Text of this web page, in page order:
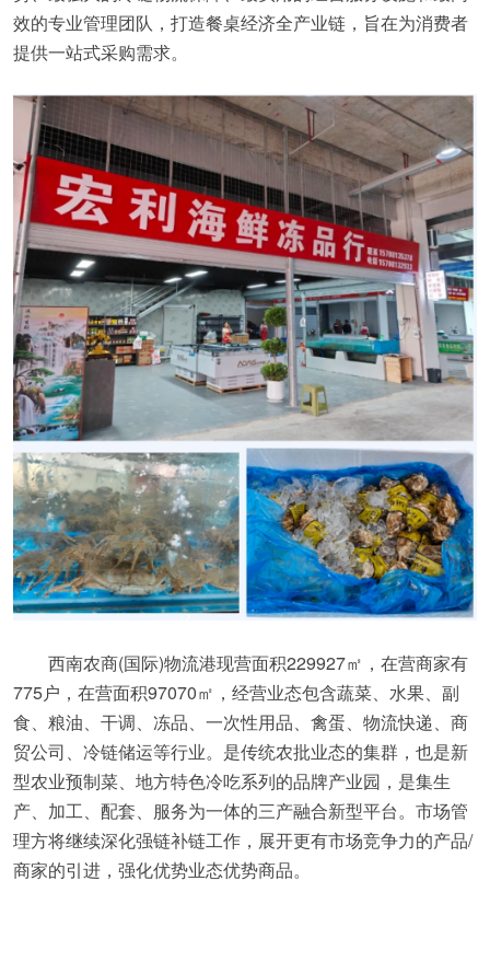
效的专业管理团队，打造餐桌经济全产业链，旨在为消费者
提供一站式采购需求。
西南农商(国际)物流港现营面积229927㎡，在营商家有
775户，在营面积97070㎡，经营业态包含蔬菜、水果、副
食、粮油、干调、冻品、一次性用品、禽蛋、物流快递、商
贸公司、冷链储运等行业。是传统农批业态的集群，也是新
型农业预制菜、地方特色冷吃系列的品牌产业园，是集生
产、加工、配套、服务为一体的三产融合新型平台。市场管
理方将继续深化强链补链工作，展开更有市场竞争力的产品/
商家的引进，强化优势业态优势商品。